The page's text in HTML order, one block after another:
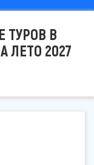
ТУРОВ В
2027